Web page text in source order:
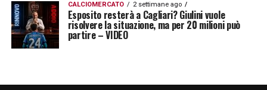
CALCIOMERCATO 2 settimane ago
Esposito resterà a Cagliari? Giulini vuole
risolvere la situazione, ma per 20 milioni può
partire – VIDEO